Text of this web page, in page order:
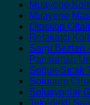
Muayene
Muayene
Otoskop
Refakatçi
Sargı Bezleri
Pansuman
Soğuk-Sıcak
Solunum
Solüsyonlar
Tekerlekli